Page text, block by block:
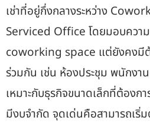
เช่าที่อยู่กึ่งกลางระหว่าง
Serviced Office โดยมอบควา
coworking space แต่ยังคงมี
ร่วมกัน เช่น ห้องประชุม พนักง
เหมาะกับธุรกิจขนาดเล็กที่ต้อง
มีงบจำกัด จุดเด่นคือสามารถเริ่